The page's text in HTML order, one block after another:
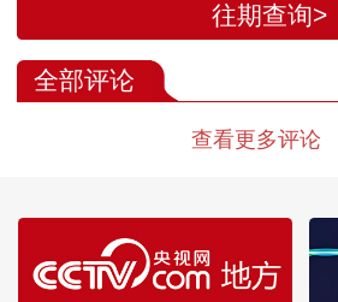
往期查询>
全部评论
查看更多评论